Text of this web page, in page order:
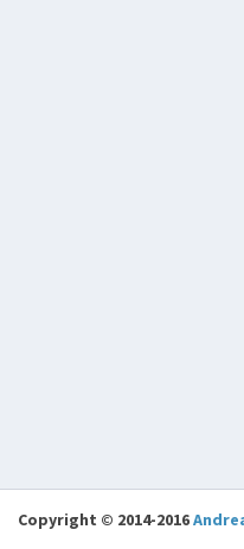
Copyright © 2014-2016